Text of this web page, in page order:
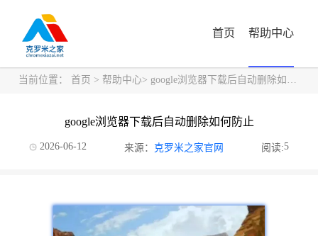
首页 帮助中心
当前位置： 首页 > 帮助中心> google浏览器下载后自动删除如何防止
google浏览器下载后自动删除如何防止
2026-06-12 来源： 克罗米之家官网 阅读:5